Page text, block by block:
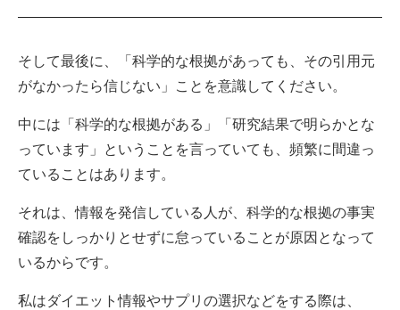
そして最後に、「科学的な根拠があっても、その引用元
がなかったら信じない」ことを意識してください。
中には「科学的な根拠がある」「研究結果で明らかとな
っています」ということを言っていても、頻繁に間違っ
ていることはあります。
それは、情報を発信している人が、科学的な根拠の事実
確認をしっかりとせずに怠っていることが原因となって
いるからです。
私はダイエット情報やサプリの選択などをする際は、